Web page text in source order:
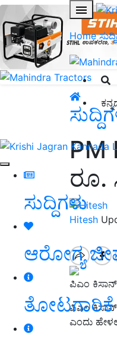
Home
ಸುದ್ದಿಗಳು
ಆರೋಗ್ಯ
ತೋಟಗಾರಿಕೆ
PM
ರೂ.
Hitesh
ಪಿಎಂ
ಪಿಎಂ ಕಿಸಾನ್‌
ಎಂದು